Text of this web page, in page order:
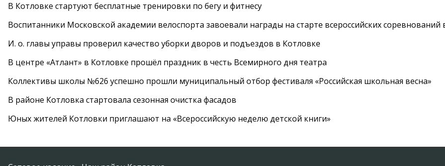
В Котловке стартуют бесплатные тренировки по бегу и фитнесу
Воспитанники Московской академии велоспорта завоевали награды на старте всероссийских соревнований
И. о. главы управы проверил качество уборки дворов и подъездов в Котловке
В центре «Атлант» в Котловке прошёл праздник в честь Всемирного дня театра
Коллективы школы №626 успешно прошли муниципальный отбор фестиваля «Российская школьная весна»
В районе Котловка стартовала сезонная очистка фасадов
Юных жителей Котловки приглашают на «Всероссийскую неделю детской книги»